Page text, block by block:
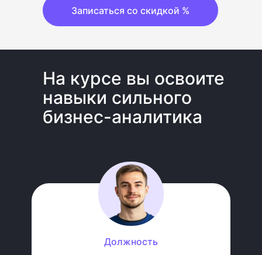
Записаться со скидкой %
На курсе вы освои те
навыки сильного
бизнес-аналитика
Должность